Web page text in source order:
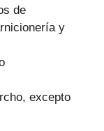
de
y
excepto